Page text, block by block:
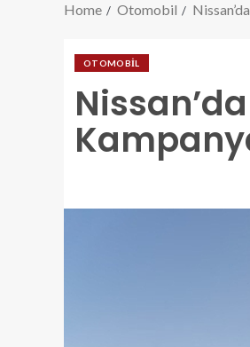
Home Otomobil
OTOMOBIL